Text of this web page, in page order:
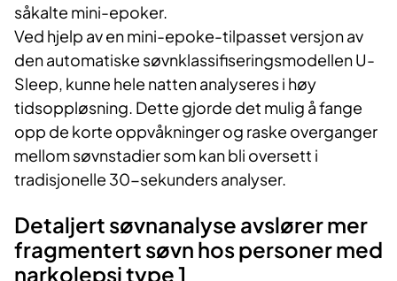
såkalte mini-epoker.
Ved hjelp av en mini-epoke-tilpasset versjon av
den automatiske søvnklassifiseringsmodellen U-
Sleep, kunne hele natten analyseres i høy
tidsoppløsning. Dette gjorde det mulig å fange
opp de korte oppvåkninger og raske overganger
mellom søvnstadier som kan bli oversett i
tradisjonelle 30-sekunders analyser.
Detaljert søvnanalyse avslører mer
fragmentert søvn hos personer med
narkolepsi type 1